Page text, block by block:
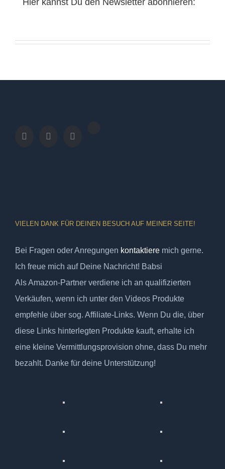
Hier kannst Du den Newsletter abonnieren:
VIELEN DANK FÜR DEINEN BESUCH AUF MEINER SEITE!
Bei Fragen oder Anregungen kontaktiere mich gerne.
Ich freue mich auf Deine Nachricht! Babsi
Als Amazon-Partner verdiene ich an qualifizierten
Verkäufen, wenn ich unter den Videos Produkte
empfehle über sog. Affiliate-Links. Wenn Du die, über
diese Links hinterlegten Produkte kauft, erhalte ich
eine kleine Vermittlungsprovision ohne, dass Du mehr
bezahlt. Danke für deine Unterstützung!